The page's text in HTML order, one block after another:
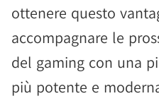
ottenere questo
accompagnare le
del gaming con una
più potente e